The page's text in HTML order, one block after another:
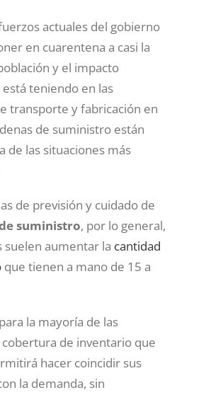
actuales del gobierno
en cuarentena a casi la
y el impacto
teniendo en las
transporte y fabricación en
de suministro están
de las situaciones más
de previsión y cuidado de
suministro, por lo general,
suelen aumentar la cantidad
que tienen a mano de 15 a
la mayoría de las
de inventario que
hacer coincidir sus
la demanda, sin